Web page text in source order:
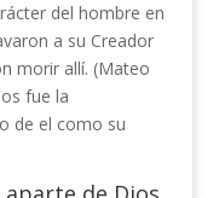
del hombre en
a su Creador
morir allí. (Mateo
fue la
de el como su